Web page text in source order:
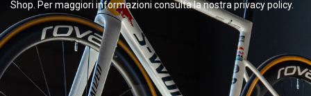
Shop. Per maggiori informazioni consulta la nostra privacy policy.